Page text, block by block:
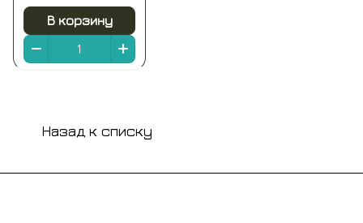
ххх93kb и
хх937kb) remer
В корзину
Назад к списку